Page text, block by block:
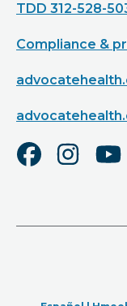
TDD 312-528-
Compliance &